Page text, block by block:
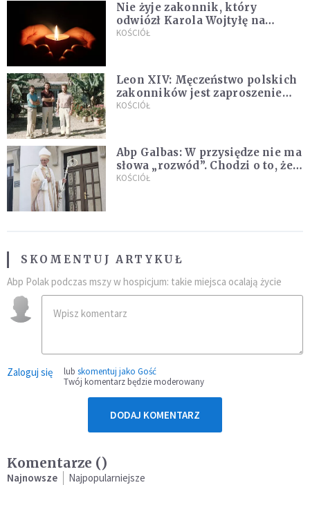
Nie żyje zakonnik, który
odwiózł Karola Wojtyłę na
konklawe. Jan Paweł II nazywał
KOŚCIÓŁ
Leon XIV: Męczeństwo polskich
zakonników jest zaproszeniem
do jedności i misji całego
KOŚCIÓŁ
Abp Galbas: W przysiędze nie ma
słowa „rozwód”. Chodzi o to, że
„cię nie opuszczę”
KOŚCIÓŁ
SKOMENTUJ ARTYKUŁ
Abp Polak podczas mszy w hospicjum: takie miejsca ocalają życie
Zaloguj się lub skomentuj jako Gość
Twój komentarz będzie moderowany
DODAJ KOMENTARZ
Komentarze ()
Najnowsze Najpopularniejsze